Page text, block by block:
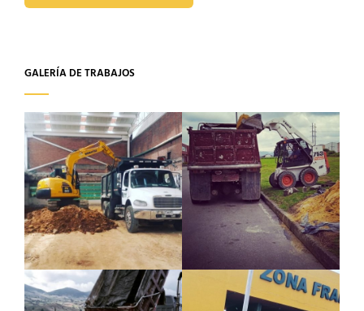
GALERÍA DE TRABAJOS